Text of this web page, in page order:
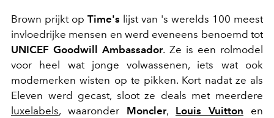
Brown prijkt op Time's lijst van 's werelds 100 meest
invloedrijke mensen en werd eveneens benoemd tot
UNICEF Goodwill Ambassador. Ze is een rolmodel
voor heel wat jonge volwassenen, iets wat ook
modemerken wisten op te pikken. Kort nadat ze als
Eleven werd gecast, sloot ze deals met meerdere
luxelabels, waaronder Moncler, Louis Vuitton en